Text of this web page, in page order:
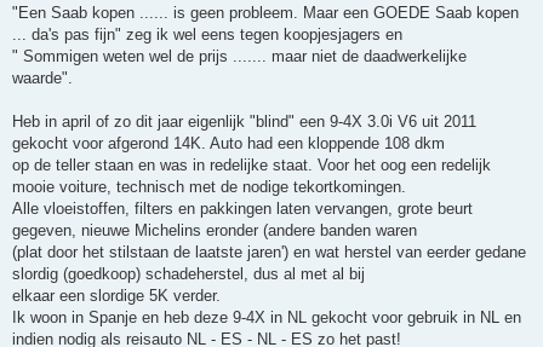
h
"Een Saab kopen ...... is geen probleem. Maar een GOEDE Saab kopen
... da's pas fijn" zeg ik wel eens tegen koopjesjagers en
" Sommigen weten wel de prijs ....... maar niet de daadwerkelijke
waarde".
Heb in april of zo dit jaar eigenlijk "blind" een 9-4X 3.0i V6 uit 2011
gekocht voor afgerond 14K. Auto had een kloppende 108 dkm
op de teller staan en was in redelijke staat. Voor het oog een redelijk
mooie voiture, technisch met de nodige tekortkomingen.
Alle vloeistoffen, filters en pakkingen laten vervangen, grote beurt
gegeven, nieuwe Michelins eronder (andere banden waren
(plat door het stilstaan de laatste jaren') en wat herstel van eerder gedane
slordig (goedkoop) schadeherstel, dus al met al bij
elkaar een slordige 5K verder.
Ik woon in Spanje en heb deze 9-4X in NL gekocht voor gebruik in NL en
indien nodig als reisauto NL - ES - NL - ES zo het past!